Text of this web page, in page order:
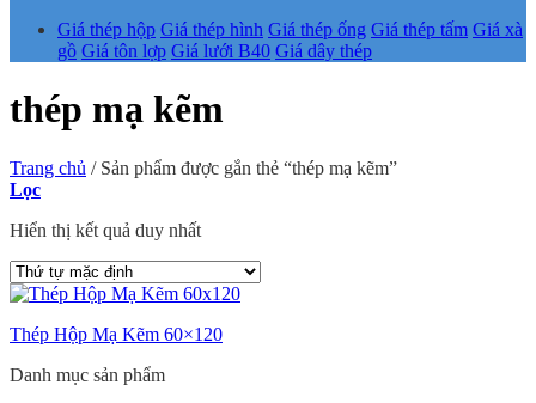
Giá thép hộp Giá thép hình Giá thép ống Giá thép tấm Giá xà
gồ Giá tôn lợp Giá lưới B40 Giá dây thép
thép mạ kẽm
Trang chủ /Sản phẩm được gắn thẻ “thép mạ kẽm”
Lọc
Hiển thị kết quả duy nhất
Thép Hộp Mạ Kẽm 60×120
Danh mục sản phẩm